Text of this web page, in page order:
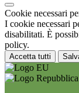
Cookie necessari
I cookie necessari
disabilitati. È
policy.
Accetta tutti